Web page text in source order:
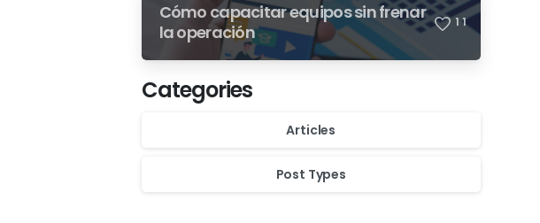
Cómo capacitar equipos sin frenar
la operación
1 1
Categories
Articles
Post Types